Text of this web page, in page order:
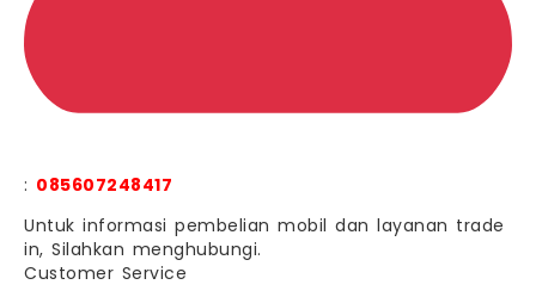
: 085607248417
Untuk informasi pembelian mobil dan layanan trade
in, Silahkan menghubungi.
Customer Service